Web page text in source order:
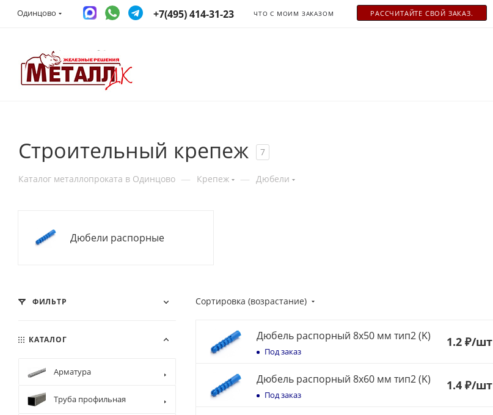
Одинцово +7(495) 414-31-23 ЧТО С МОИМ ЗАКАЗОМ РАСCЧИТАЙТЕ СВОЙ ЗАКАЗ.
Строительный крепеж 7
Каталог металлопроката в Одинцово — Крепеж — Дюбели
Дюбели распорные
Сортировка (возрастание)
Дюбель распорный 8x50 мм тип2 (K)
Под заказ
1.2 ₽/шт
Дюбель распорный 8x60 мм тип2 (K)
Под заказ
1.4 ₽/шт
ФИЛЬТР
КАТАЛОГ
Арматура
Труба профильная